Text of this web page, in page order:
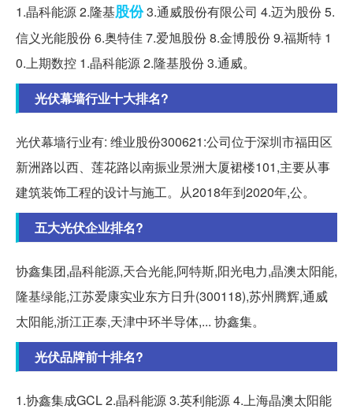
1.晶科能源 2.隆基股份3.通威股份有限公司 4.迈为股份 5.
信义光能股份 6.奥特佳 7.爱旭股份 8.金博股份 9.福斯特 1
0.上期数控 1.晶科能源 2.隆基股份 3.通威。
光伏幕墙行业十大排名?
光伏幕墙行业有: 维业股份300621:公司位于深圳市福田区
新洲路以西、莲花路以南振业景洲大厦裙楼101,主要从事
建筑装饰工程的设计与施工。从2018年到2020年,公。
五大光伏企业排名?
协鑫集团,晶科能源,天合光能,阿特斯,阳光电力,晶澳太阳能,
隆基绿能,江苏爱康实业东方日升(300118),苏州腾辉,通威
太阳能,浙江正泰,天津中环半导体,... 协鑫集。
光伏品牌前十排名?
1.协鑫集成GCL 2.晶科能源 3.英利能源 4.上海晶澳太阳能